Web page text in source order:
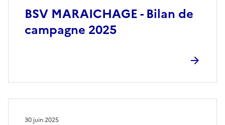
BSV MARAICHAGE - Bilan de
campagne 2025
30 juin 2025